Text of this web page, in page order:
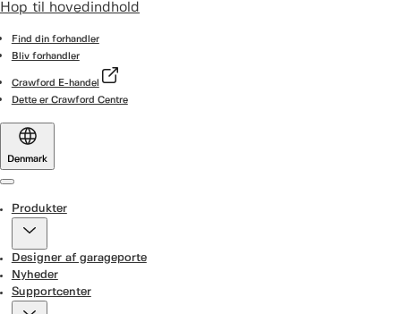
Hop til hovedindhold
Find din forhandler
Bliv forhandler
Crawford E-handel
Dette er Crawford Centre
Denmark
Produkter
Designer af garageporte
Nyheder
Supportcenter